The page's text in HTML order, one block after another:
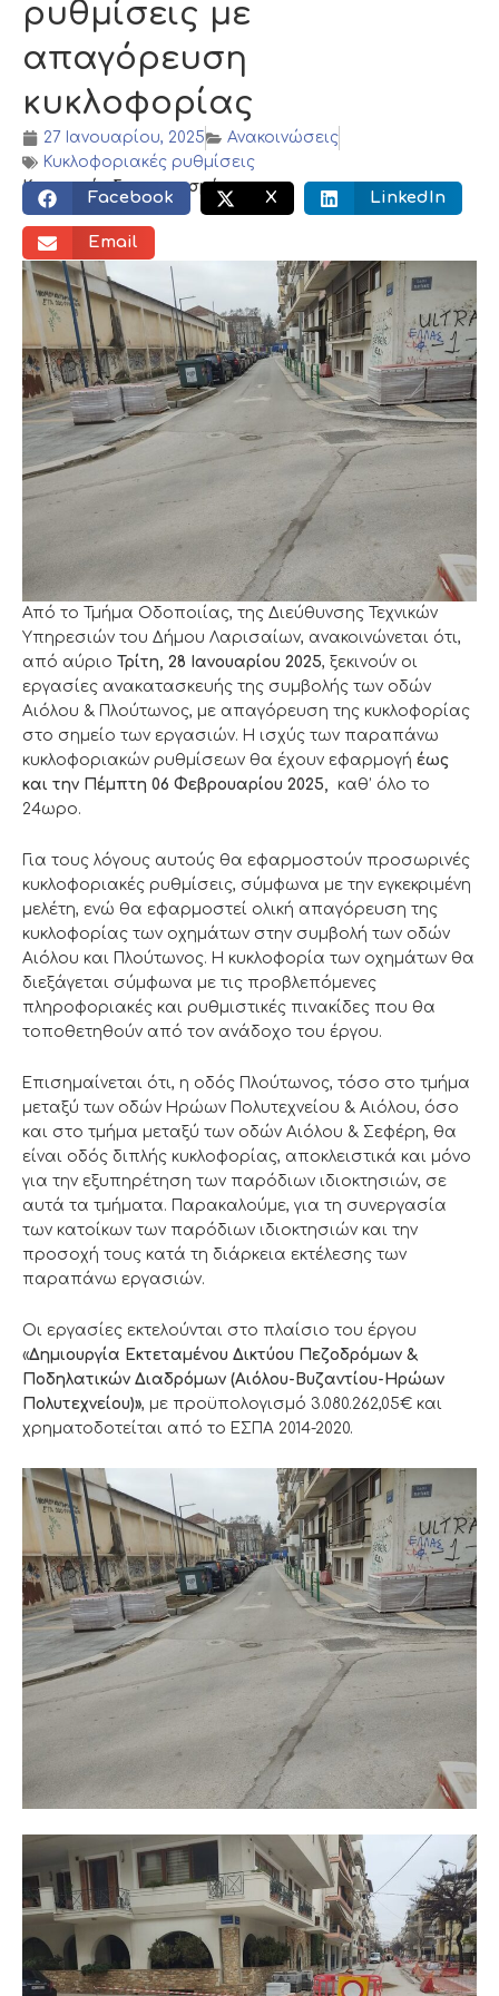
ρυθμίσεις με
απαγόρευση
κυκλοφορίας
27 Ιανουαρίου, 2025
Ανακοινώσεις
Κυκλοφοριακές ρυθμίσεις
Κοινωνικός διαμοιρασμός:
Facebook X LinkedIn
Email
Από το Τμήμα Οδοποιίας, της Διεύθυνσης Τεχνικών
Υπηρεσιών του Δήμου Λαρισαίων, ανακοινώνεται ότι,
από αύριο Τρίτη, 28 Ιανουαρίου 2025, ξεκινούν οι
εργασίες ανακατασκευής της συμβολής των οδών
Αιόλου & Πλούτωνος, με απαγόρευση της κυκλοφορίας
στο σημείο των εργασιών. Η ισχύς των παραπάνω
κυκλοφοριακών ρυθμίσεων θα έχουν εφαρμογή έως
και την Πέμπτη 06 Φεβρουαρίου 2025,
καθ’ όλο το
24ωρο.
Για τους λόγους αυτούς θα εφαρμοστούν προσωρινές
κυκλοφοριακές ρυθμίσεις, σύμφωνα με την εγκεκριμένη
μελέτη, ενώ θα εφαρμοστεί ολική απαγόρευση της
κυκλοφορίας των οχημάτων στην συμβολή των οδών
Αιόλου και Πλούτωνος. Η κυκλοφορία των οχημάτων θα
διεξάγεται σύμφωνα με τις προβλεπόμενες
πληροφοριακές και ρυθμιστικές πινακίδες που θα
τοποθετηθούν από τον ανάδοχο του έργου.
Επισημαίνεται ότι, η οδός Πλούτωνος, τόσο στο τμήμα
μεταξύ των οδών Ηρώων Πολυτεχνείου & Αιόλου, όσο
και στο τμήμα μεταξύ των οδών Αιόλου & Σεφέρη, θα
είναι οδός διπλής κυκλοφορίας, αποκλειστικά και μόνο
για την εξυπηρέτηση των παρόδιων ιδιοκτησιών, σε
αυτά τα τμήματα. Παρακαλούμε, για τη συνεργασία
των κατοίκων των παρόδιων ιδιοκτησιών και την
προσοχή τους κατά τη διάρκεια εκτέλεσης των
παραπάνω εργασιών.
Οι εργασίες εκτελούνται στο πλαίσιο του έργου
«Δημιουργία Εκτεταμένου Δικτύου Πεζοδρόμων &
Ποδηλατικών Διαδρόμων (Αιόλου-Βυζαντίου-Ηρώων
Πολυτεχνείου)», με προϋπολογισμό 3.080.262,05€ και
χρηματοδοτείται από το ΕΣΠΑ 2014-2020.